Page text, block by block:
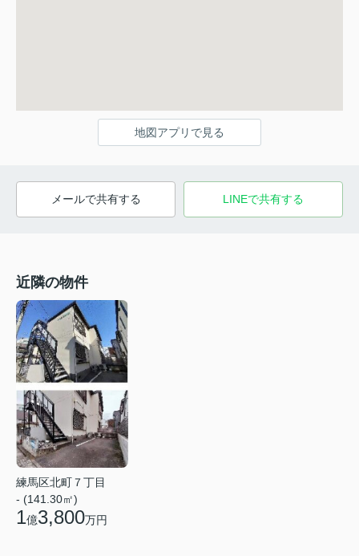
地図アプリで見る
メールで共有する LINEで共有する
近隣の物件
練馬区北町７丁目
- (141.30㎡)
1億3,800万円